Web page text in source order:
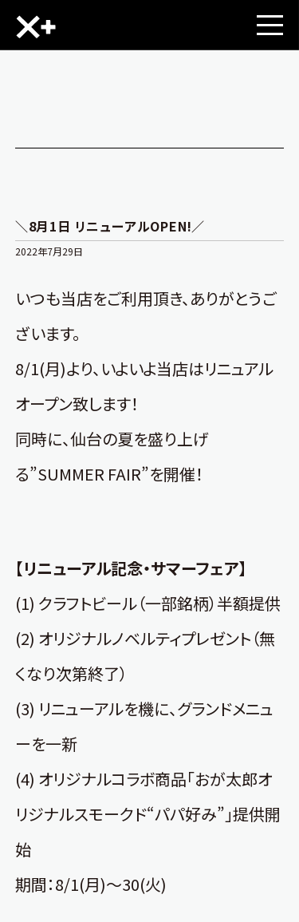
＼8月1日 リニューアルOPEN!／
2022年7月29日
いつも当店をご利用頂き、ありがとうご
ざいます。
8/1(月)より、いよいよ当店はリニュアル
オープン致します！
同時に、仙台の夏を盛り上げ
る”SUMMER FAIR”を開催！
【リニューアル記念・サマーフェア】
(1) クラフトビール（一部銘柄）半額提供
(2) オリジナルノベルティプレゼント（無
くなり次第終了）
(3) リニューアルを機に、グランドメニュ
ーを一新
(4) オリジナルコラボ商品「おが太郎オ
リジナルスモークド“パパ好み”」提供開
始
期間：8/1(月)～30(火)